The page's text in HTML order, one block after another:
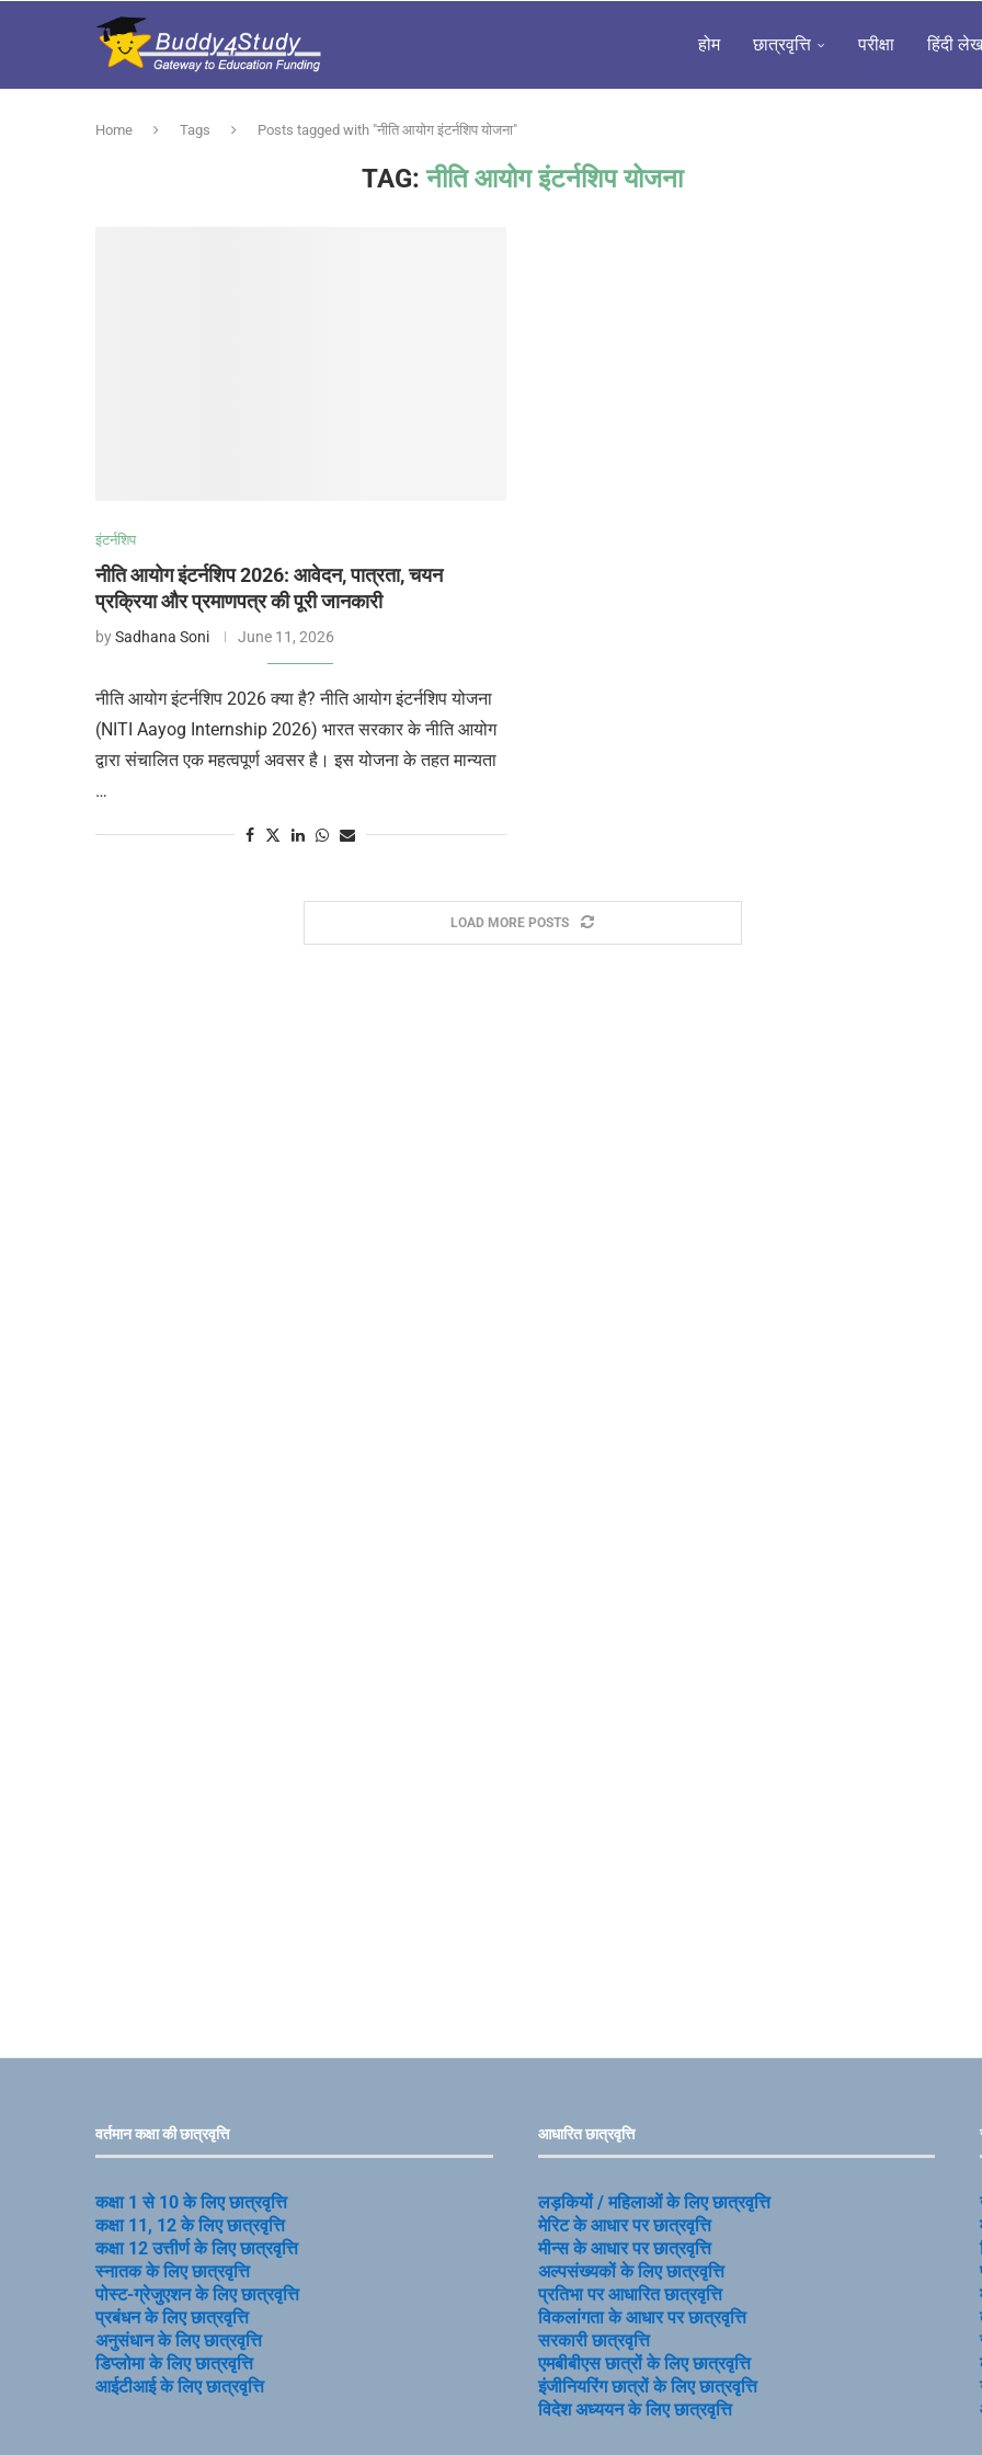
होम छात्रवृत्ति परीक्षा हिंदी लेख
Home Tags Posts tagged with "नीति आयोग इंटर्नशिप योजना"
TAG:नीति आयोग इंटर्नशिप योजना
इंटर्नशिप
नीति आयोग इंटर्नशिप 2026: आवेदन, पात्रता, चयन
प्रक्रिया और प्रमाणपत्र की पूरी जानकारी
bySadhana Soni June 11, 2026
नीति आयोग इंटर्नशिप 2026 क्या है? नीति आयोग इंटर्नशिप योजना
(NITI Aayog Internship 2026) भारत सरकार के नीति आयोग
द्वारा संचालित एक महत्वपूर्ण अवसर है। इस योजना के तहत मान्यता
…
LOAD MORE POSTS
वर्तमान कक्षा की छात्रवृत्ति
कक्षा 1 से 10 के लिए छात्रवृत्ति
कक्षा 11, 12 के लिए छात्रवृत्ति
कक्षा 12 उत्तीर्ण के लिए छात्रवृत्ति
स्नातक के लिए छात्रवृत्ति
पोस्ट-ग्रेजुएशन के लिए छात्रवृत्ति
प्रबंधन के लिए छात्रवृत्ति
अनुसंधान के लिए छात्रवृत्ति
डिप्लोमा के लिए छात्रवृत्ति
आईटीआई के लिए छात्रवृत्ति
आधारित छात्रवृत्ति
लड़कियों / महिलाओं के लिए छात्रवृत्ति
मेरिट के आधार पर छात्रवृत्ति
मीन्स के आधार पर छात्रवृत्ति
अल्पसंख्यकों के लिए छात्रवृत्ति
प्रतिभा पर आधारित छात्रवृत्ति
विकलांगता के आधार पर छात्रवृत्ति
सरकारी छात्रवृत्ति
एमबीबीएस छात्रों के लिए छात्रवृत्ति
इंजीनियरिंग छात्रों के लिए छात्रवृत्ति
विदेश अध्ययन के लिए छात्रवृत्ति